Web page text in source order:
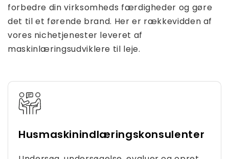
forbedre din virksomheds færdigheder og gøre
det til et førende brand. Her er rækkevidden af ​​
vores nichetjenester leveret af
maskinlæringsudviklere til leje.
Husmaskinindlæringskonsulenter